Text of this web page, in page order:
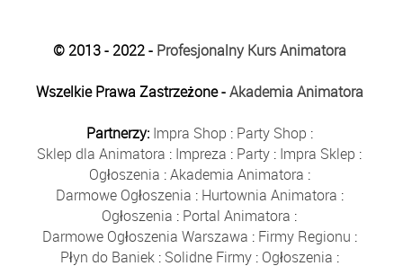
© 2013 - 2022 - Profesjonalny Kurs Animatora
Wszelkie Prawa Zastrzeżone -Akademia Animatora
Partnerzy: Impra Shop : Party Shop :
Sklep dla Animatora : Impreza : Party : Impra Sklep :
Ogłoszenia :Akademia Animatora :
Darmowe Ogłoszenia : Hurtownia Animatora :
Ogłoszenia : Portal Animatora :
Darmowe Ogłoszenia Warszawa : Firmy Regionu :
Płyn do Baniek: Solidne Firmy: Ogłoszenia :